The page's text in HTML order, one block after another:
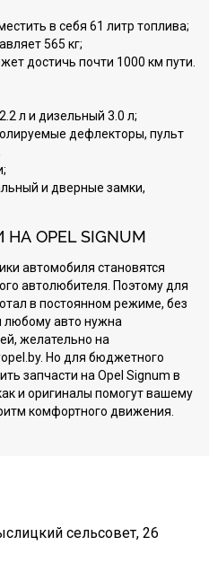
в себя 61 литр топлива;
565 кг;
достичь почти 1000 км пути.
л и дизельный 3.0 л;
дефлекторы, пульт
и дверные замки,
OPEL SIGNUM
автомобиля становятся
автолюбителя. Поэтому для
в постоянном режиме, без
любому авто нужна
желательно на
Но для бюджетного
запчасти на Opel Signum в
и оригиналы помогут вашему
комфортного движения.
сельсовет, 26